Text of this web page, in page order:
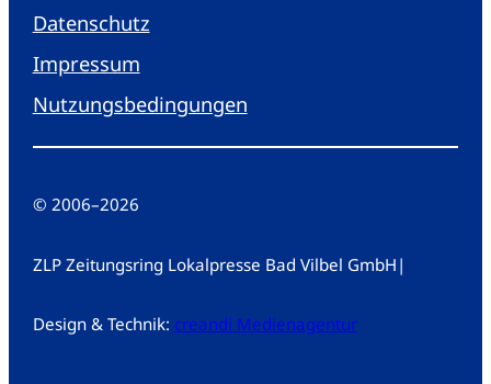
Datenschutz
Impressum
Nutzungsbedingungen
© 2006–2026
ZLP Zeitungsring Lokalpresse Bad Vilbel GmbH |
Design & Technik: creandi Medienagentur